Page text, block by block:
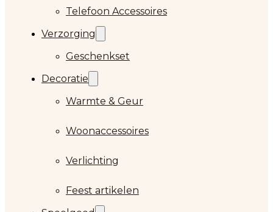
Telefoon Accessoires
Verzorging
Geschenkset
Decoratie
Warmte & Geur
Woonaccessoires
Verlichting
Feest artikelen